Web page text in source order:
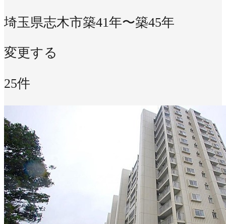
埼玉県志木市築41年〜築45年
変更する
25件